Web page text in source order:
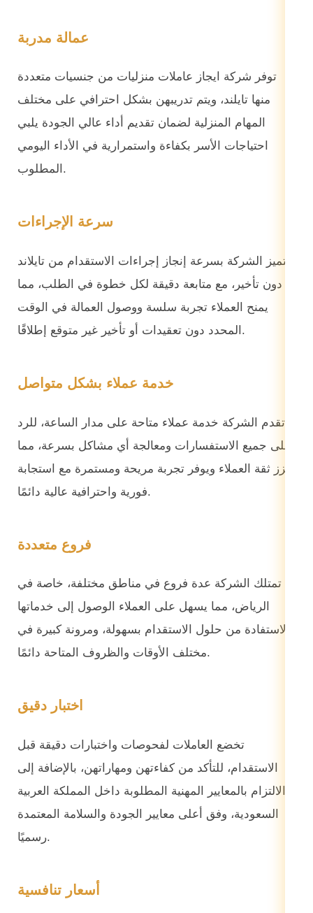
عمالة مدربة
توفر شركة ايجاز عاملات منزليات من جنسيات متعددة
منها تايلند، ويتم تدريبهن بشكل احترافي على مختلف
المهام المنزلية لضمان تقديم أداء عالي الجودة يلبي
احتياجات الأسر بكفاءة واستمرارية في الأداء اليومي
المطلوب.
سرعة الإجراءات
تتميز الشركة بسرعة إنجاز إجراءات الاستقدام من تايلاند
دون تأخير، مع متابعة دقيقة لكل خطوة في الطلب، مما
يمنح العملاء تجربة سلسة ووصول العمالة في الوقت
المحدد دون تعقيدات أو تأخير غير متوقع إطلاقًا.
خدمة عملاء بشكل متواصل
تقدم الشركة خدمة عملاء متاحة على مدار الساعة، للرد
على جميع الاستفسارات ومعالجة أي مشاكل بسرعة، مما
يعزز ثقة العملاء ويوفر تجربة مريحة ومستمرة مع استجابة
فورية واحترافية عالية دائمًا.
فروع متعددة
تمتلك الشركة عدة فروع في مناطق مختلفة، خاصة في
الرياض، مما يسهل على العملاء الوصول إلى خدماتها
والاستفادة من حلول الاستقدام بسهولة، ومرونة كبيرة في
مختلف الأوقات والظروف المتاحة دائمًا.
اختبار دقيق
تخضع العاملات لفحوصات واختبارات دقيقة قبل
الاستقدام، للتأكد من كفاءتهن ومهاراتهن، بالإضافة إلى
الالتزام بالمعايير المهنية المطلوبة داخل المملكة العربية
السعودية، وفق أعلى معايير الجودة والسلامة المعتمدة
رسميًا.
أسعار تنافسية